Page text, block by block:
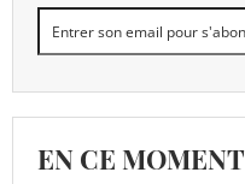
EN CE MOMENT